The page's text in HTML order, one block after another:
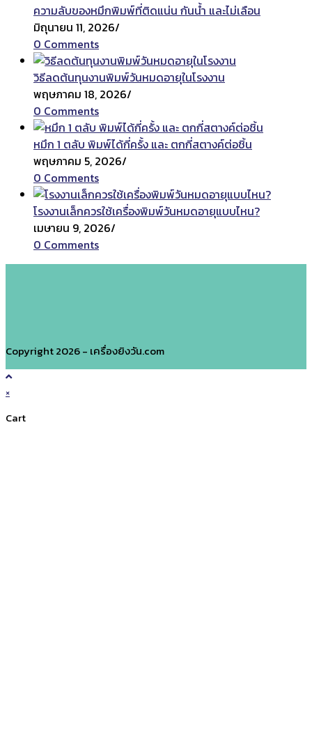
ความลับของหมึกพิมพ์ที่ติดแน่น กันน้ำ และไม่เลือน
มิถุนายน 11, 2026/
0 Comments
วิธีลดต้นทุนงานพิมพ์วันหมดอายุในโรงงาน
พฤษภาคม 18, 2026/
0 Comments
หมึก 1 ตลับ พิมพ์ได้กี่ครั้ง และ ตกกี่สตางค์ต่อชิ้น
พฤษภาคม 5, 2026/
0 Comments
โรงงานเล็กควรใช้เครื่องพิมพ์วันหมดอายุแบบไหน?
เมษายน 9, 2026/
0 Comments
Copyright 2026 - เครื่องยิงวัน.com
×
Cart